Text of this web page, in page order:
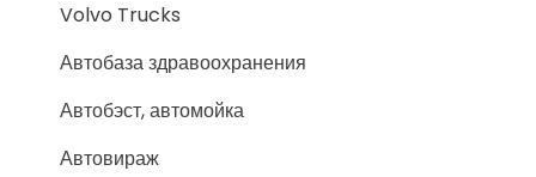
Volvo Trucks
Автобаза здравоохранения
Автобэст, автомойка
Автовираж